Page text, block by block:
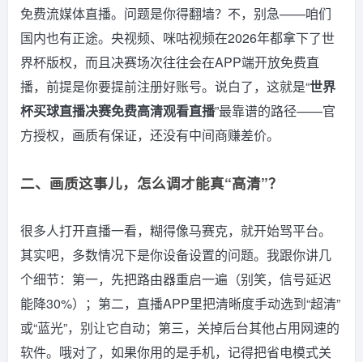
免费流媒体直播。问题是你得翻墙？不，别急——咱们
国内也有正途。央视频、咪咕视频在2026年都拿下了世
界杯版权，而且决赛场次往往会在APP端开放免费直
播，前提是你要提前注册好账号。说白了，这就是“世界
杯买球直播决赛免费高清观看直播”最靠谱的路径——官
方授权，画质有保证，还没有中间商赚差价。
二、画质这事儿，怎么调才能真“高清”？
很多人打开直播一看，糊得像马赛克，就开始骂平台。
其实吧，多数情况下是你设备设置的问题。我跟你讲几
个细节：第一，先把路由器重启一遍（别笑，信号延迟
能降30%）；第二，直播APP里把清晰度手动选到“超清”
或“蓝光”，别让它自动；第三，关掉后台其他占用网速的
软件。哦对了，如果你用的是手机，记得把省电模式关